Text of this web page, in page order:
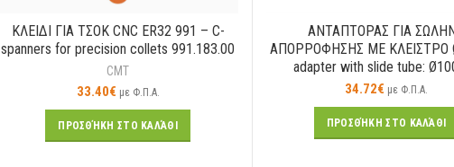
ΚΛΕΙΔΙ ΓΙΑ ΤΣΟΚ CNC ER32 991 – C-
spanners for precision collets 991.183.00
CMT
33.40€ με Φ.Π.Α.
ΠΡΟΣΘΉΚΗ ΣΤΟ ΚΑΛΆΘΙ
ΑΝΤΑΠΤΟΡΑΣ ΓΙΑ
ΑΠΟΡΡΟΦΗΣΗΣ ΜΕ ΚΛΕΙΣΤΡΟ
adapter with slide tube:
34.72€ με Φ.Π.Α.
ΠΡΟΣΘΉΚΗ ΣΤΟ ΚΑΛΆΘΙ